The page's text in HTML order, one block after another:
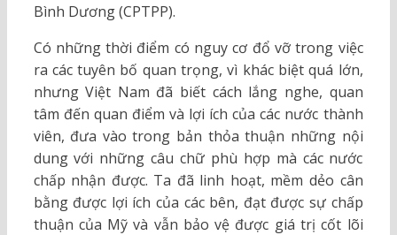
Bình Dương (CPTPP).
Có những thời điểm có nguy cơ đổ vỡ trong việc
ra các tuyên bố quan trọng, vì khác biệt quá lớn,
nhưng Việt Nam đã biết cách lắng nghe, quan
tâm đến quan điểm và lợi ích của các nước thành
viên, đưa vào trong bản thỏa thuận những nội
dung với những câu chữ phù hợp mà các nước
chấp nhận được. Ta đã linh hoạt, mềm dẻo cân
bằng được lợi ích của các bên, đạt được sự chấp
thuận của Mỹ và vẫn bảo vệ được giá trị cốt lõi